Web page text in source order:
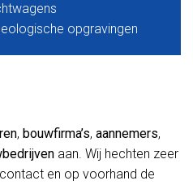
opgravingen
, bouwfirma’s, aannemers,
aan. Wij hechten zeer
en op voorhand de